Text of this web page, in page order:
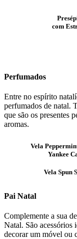
com
Perfumados
Entre no espírito
perfumados de natal.
que são os presentes
aromas.
Vela
Yankee
Vela Spun
Pai Natal
Complemente a sua
Natal. São acessórios
decorar um móvel ou